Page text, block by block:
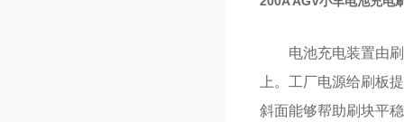
电池充电装置由刷
上。工厂电源给刷板
斜面能够帮助刷块平